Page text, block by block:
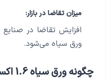
میزان تقاضا در بازار:
افزایش تقاضا در
ورق سیاه می‌شود.
چگونه ورق سیاه 1.6 اکسین بخریم؟